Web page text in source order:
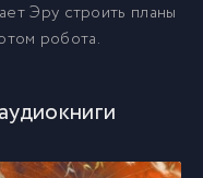
Эру строить планы
робота.